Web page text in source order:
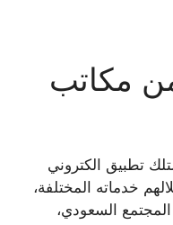
مكاتب
تطبيق الكتروني
خدماته المختلفة،
السعودي،